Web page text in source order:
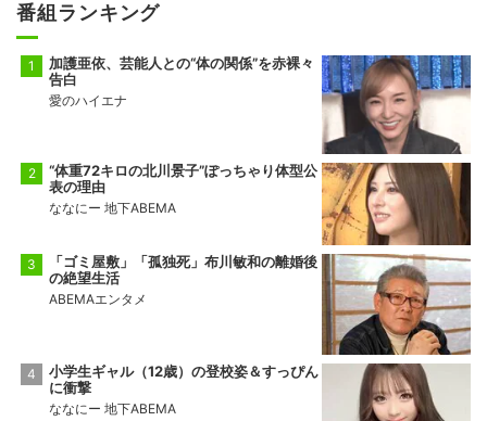
番組ランキング
加護亜依、芸能人との“体の関係”を赤裸々
告白
愛のハイエナ
“体重72キロの北川景子”ぽっちゃり体型公
表の理由
ななにー 地下ABEMA
「ゴミ屋敷」「孤独死」布川敏和の離婚後
の絶望生活
ABEMAエンタメ
小学生ギャル（12歳）の登校姿＆すっぴん
に衝撃
ななにー 地下ABEMA